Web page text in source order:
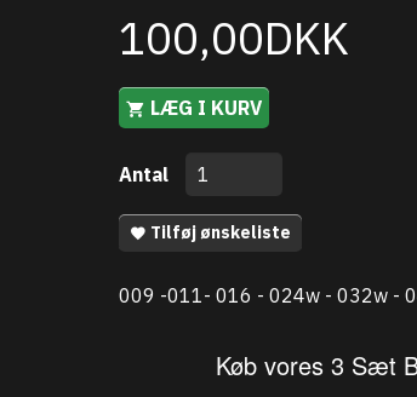
100,00DKK
LÆG I KURV
Antal
Tilføj ønskeliste
009 -011- 016 - 024w - 032w -
Køb vores 3 Sæt